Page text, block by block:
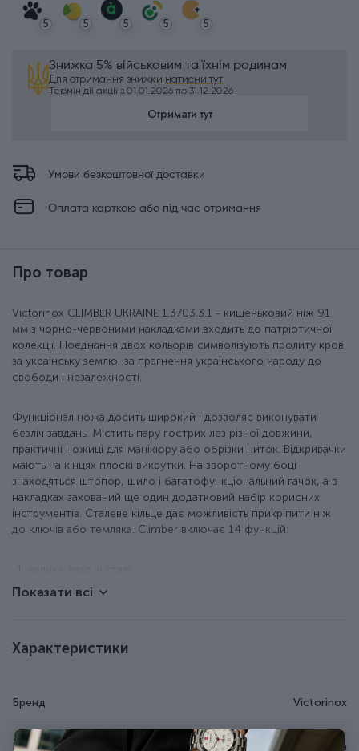
5 5 5 5 5
Знижка 5% військовим та їхнім родинам
Для отримання знижки натисни тут
Термін дії акції з 01.01.2026 по 31.12.2026
Отримати тут
Умови безкоштовної доставки
Оплата карткою або під час отримання
Про товар
Victorinox CLIMBER UKRAINE 1.3703.3.1 - кишеньковий ніж 91
мм з чорно-червоними накладками входить до патріотичної
колекції. Поєднання двох кольорів символізують пролиту кров
за українську землю, за прагнення українського народу до
свободи і незалежності.
Функціонал ножа досить широкий і дозволяє виконувати
безліч завдань. Містить пару гострих лез різної довжини,
практичні ножиці для манікюру або обрізки ниток. Відкривачки
мають на кінцях плоскі викрутки. На зворотному боці
знаходяться штопор, шило і багатофункціональний гачок, а в
накладках захований ще один додатковий набір корисних
інструментів. Сталеве кільце дає можливість прикріпити ніж
до ключів або темляка. Climber включає 14 функцій:
маленьке лезо зі сталі;
відкривачка для пляшок;
штопор;
шило-кернер;
чорний пінцет;
Показати всі
Характеристики
Бренд Victorinox
Країна походження Швейцарія